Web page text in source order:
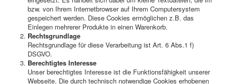
bzw. von Ihrem Internetbrowser auf Ihrem Computersystem
gespeichert werden. Diese Cookies ermöglichen z.B. das
Einlegen mehrerer Produkte in einen Warenkorb.
Rechtsgrundlage
Rechtsgrundlage für diese Verarbeitung ist Art. 6 Abs.1 f)
DSGVO.
Berechtigtes Interesse
Unser berechtigtes Interesse ist die Funktionsfähigkeit unserer
Webseite. Die durch technisch notwendige Cookies erhobenen